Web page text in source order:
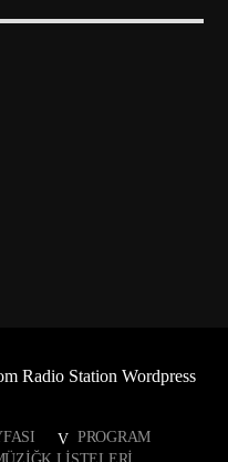
Radio Station Wordpress
PROGRAM